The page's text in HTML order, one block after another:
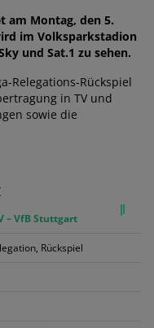
am Montag, den 5.
im Volksparkstadion
und Sat.1 zu sehen.
Relegations-Rückspiel
in TV und
sowie die
– VfB Stuttgart
Rückspiel